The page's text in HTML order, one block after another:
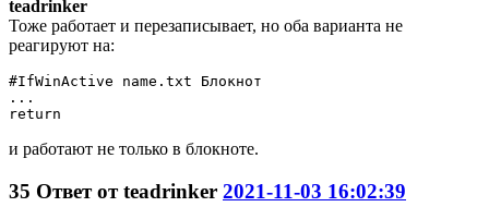
teadrinker
Тоже работает и перезаписывает, но оба варианта не
реагируют на:
#IfWinActive name.txt Блокнот
...
и работают не только в блокноте.
35 Ответ отteadrinker 2021-11-03 16:02:39